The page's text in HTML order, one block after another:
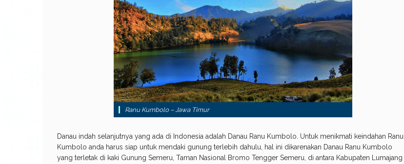
Ranu Kumbolo – Jawa Timur
Danau indah selanjutnya yang ada di Indonesia adalah Danau Ranu Kumbolo. Untuk menikmati keindahan Ranu
Kumbolo anda harus siap untuk mendaki gunung terlebih dahulu, hal ini dikarenakan Danau Ranu Kumbolo
yang terletak di kaki Gunung Semeru, Taman Nasional Bromo Tengger Semeru, di antara Kabupaten Lumajang